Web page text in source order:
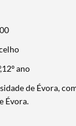
ano
de Évora,
Évora.